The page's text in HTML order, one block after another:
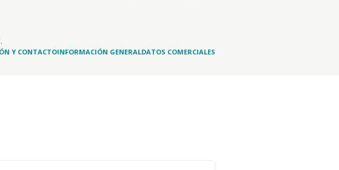
Y CONTACTOINFORMACIÓN GENERALDATOS COMERCIALES